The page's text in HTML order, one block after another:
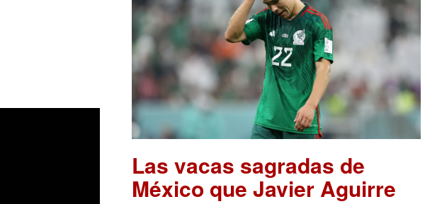
Las vacas sagradas de
México que Javier Aguirre